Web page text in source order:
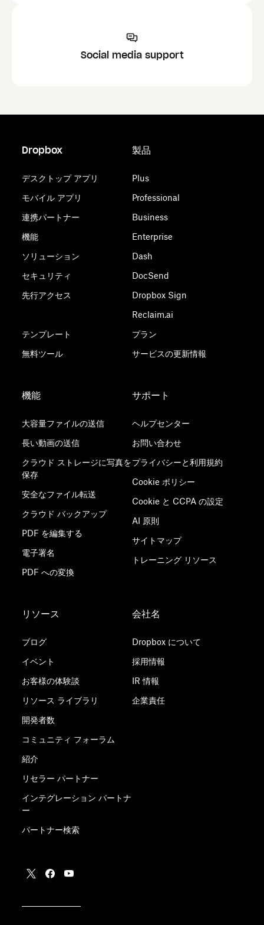
Social media support
Dropbox
デスクトップ アプリ
モバイル アプリ
連携パートナー
機能
ソリューション
セキュリティ
先行アクセス
テンプレート
無料ツール
製品
Plus
Professional
Business
Enterprise
Dash
DocSend
Dropbox Sign
Reclaim.ai
プラン
サービスの更新情報
機能
大容量ファイルの送信
長い動画の送信
クラウド ストレージに写真を
保存
安全なファイル転送
クラウド バックアップ
PDF を編集する
電子署名
PDF への変換
サポート
ヘルプセンター
お問い合わせ
プライバシーと利用規約
Cookie ポリシー
Cookie と CCPA の設定
AI 原則
サイトマップ
トレーニング リソース
リソース
ブログ
イベント
お客様の体験談
リソース ライブラリ
開発者数
コミュニティ フォーラム
紹介
リセラー パートナー
インテグレーション パートナ
ー
パートナー検索
会社名
Dropbox について
採用情報
IR 情報
企業責任